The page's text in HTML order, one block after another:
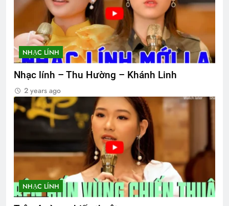
NHẠC LÍNH
Nhạc lính – Thu Hường – Khánh Linh
2 years ago
NHẠC LÍNH